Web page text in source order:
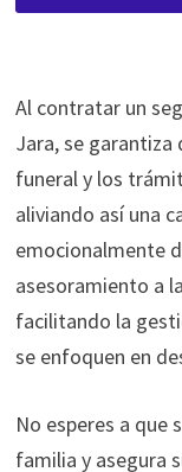
Al contratar un
Jara, se garantiza
funeral y los
aliviando así una
emocionalmente
asesoramiento a
facilitando la
se enfoquen en
No esperes a que
familia y asegura